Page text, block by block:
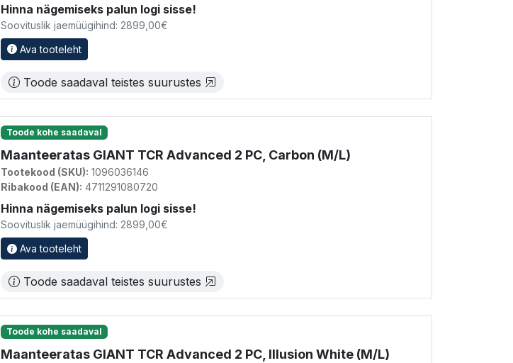
Hinna nägemiseks palun logi sisse!
Soovituslik jaemüügihind: 2899,00€
Ava tooteleht
Toode saadaval teistes suurustes
Toode kohe saadaval
Maanteeratas GIANT TCR Advanced 2 PC, Carbon (M/L)
Tootekood (SKU): 1096036146
Ribakood (EAN): 4711291080720
Hinna nägemiseks palun logi sisse!
Soovituslik jaemüügihind: 2899,00€
Ava tooteleht
Toode saadaval teistes suurustes
Toode kohe saadaval
Maanteeratas GIANT TCR Advanced 2 PC, Illusion White (M/L)